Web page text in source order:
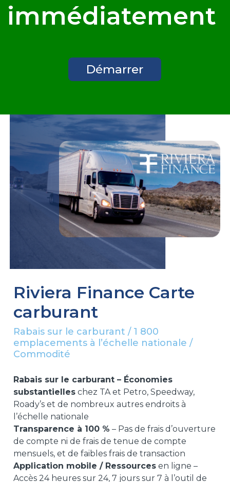
immédiatement
Démarrer
Riviera Finance Carte
carburant
Rabais sur le carburant / 1 800
emplacements à l’échelle nationale /
Commodité
Rabais sur le carburant – Économies
substantielleschez TA et Petro, Speedway,
Roady’s et de nombreux autres endroits à
l’échelle nationale
Transparence à 100 % – Pas de frais d’ouverture
de compte ni de frais de tenue de compte
mensuels, et de faibles frais de transaction
Application mobile / Ressourcesen ligne –
Accès 24 heures sur 24, 7 jours sur 7 à l’outil de